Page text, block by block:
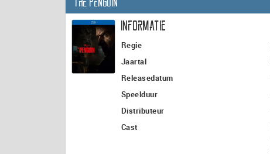
Informatie
Regie
Jaartal
Releasedatum
Speelduur
Distributeur
Cast